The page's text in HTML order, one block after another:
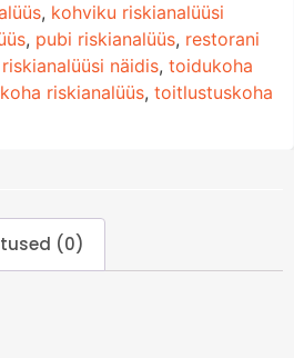
, kohviku riskianalüüsi
, pubi riskianalüüs, restorani
näidis, toidukoha
riskianalüüs, toitlustuskoha
(0)